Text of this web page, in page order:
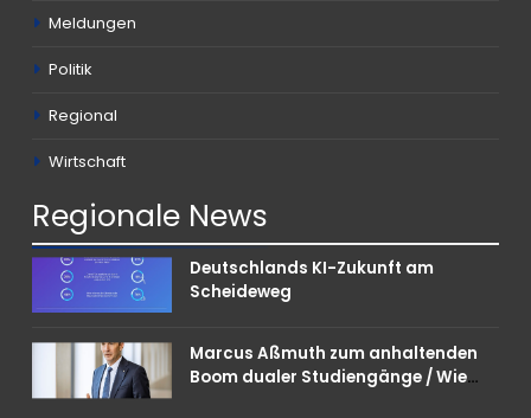
Meldungen
Politik
Regional
Wirtschaft
Regionale News
Deutschlands KI-Zukunft am
Scheideweg
Marcus Aßmuth zum anhaltenden
Boom dualer Studiengänge / Wie